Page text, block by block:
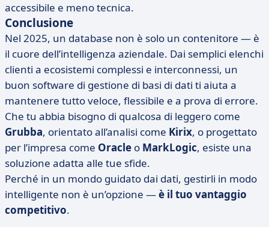
accessibile e meno tecnica.
Conclusione
Nel 2025, un database non è solo un contenitore — è
il cuore dell’intelligenza aziendale. Dai semplici elenchi
clienti a ecosistemi complessi e interconnessi, un
buon software di gestione di basi di dati ti aiuta a
mantenere tutto veloce, flessibile e a prova di errore.
Che tu abbia bisogno di qualcosa di leggero come
Grubba, orientato all’analisi come Kirix, o progettato
per l’impresa come Oracle o MarkLogic, esiste una
soluzione adatta alle tue sfide.
Perché in un mondo guidato dai dati, gestirli in modo
intelligente non è un’opzione —è il tuo vantaggio
competitivo.